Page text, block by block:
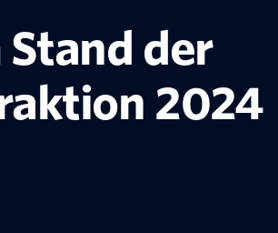
der
2024